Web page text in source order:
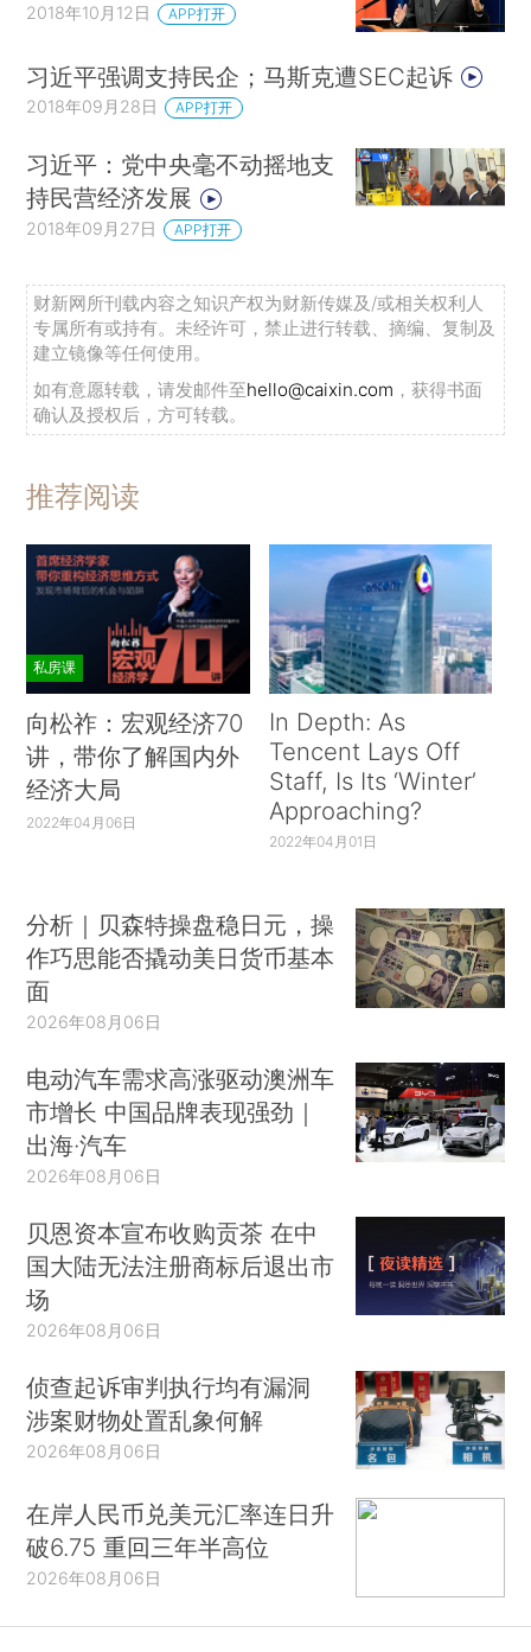
2018年10月12日 APP打开
习近平强调支持民企；马斯克遭SEC起诉
2018年09月28日 APP打开
习近平：党中央毫不动摇地支
持民营经济发展
2018年09月27日 APP打开
财新网所刊载内容之知识产权为财新传媒及/或相关权利人
专属所有或持有。未经许可，禁止进行转载、摘编、复制及
建立镜像等任何使用。
如有意愿转载，请发邮件至hello@caixin.com ，获得书面
确认及授权后，方可转载。
推荐阅读
私房课
向松祚：宏观经济70
讲，带你了解国内外
经济大局
2022年04月06日
In Depth: As
Tencent Lays Off
Staff, Is Its ‘Winter’
Approaching?
2022年04月01日
分析｜贝森特操盘稳日元，操
作巧思能否撬动美日货币基本
面
2026年08月06日
电动汽车需求高涨驱动澳洲车
市增长 中国品牌表现强劲｜
出海·汽车
2026年08月06日
贝恩资本宣布收购贡茶 在中
国大陆无法注册商标后退出市
场
2026年08月06日
侦查起诉审判执行均有漏洞
涉案财物处置乱象何解
2026年08月06日
在岸人民币兑美元汇率连日升
破6.75 重回三年半高位
2026年08月06日